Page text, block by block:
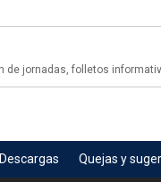
jornadas, folletos
Descargas Quejas y